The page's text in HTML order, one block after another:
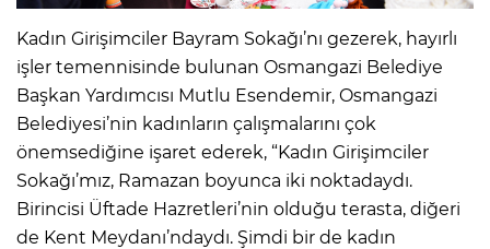
Kadın Girişimciler Bayram Sokağı’nı gezerek, hayırlı
işler temennisinde bulunan Osmangazi Belediye
Başkan Yardımcısı Mutlu Esendemir, Osmangazi
Belediyesi’nin kadınların çalışmalarını çok
önemsediğine işaret ederek, “Kadın Girişimciler
Sokağı’mız, Ramazan boyunca iki noktadaydı.
Birincisi Üftade Hazretleri’nin olduğu terasta, diğeri
de Kent Meydanı’ndaydı. Şimdi bir de kadın